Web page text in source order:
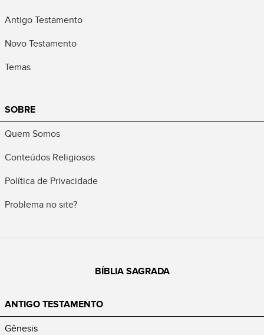
Antigo Testamento
Novo Testamento
Temas
SOBRE
Quem Somos
Conteúdos Religiosos
Política de Privacidade
Problema no site?
BÍBLIA SAGRADA
ANTIGO TESTAMENTO
Gênesis